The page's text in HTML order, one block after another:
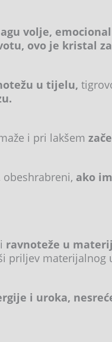
volje,
ovo je kristal
u tijelu,
i pri lakšem
ako
ravnoteže u
priljev materijalnog
i uroka,